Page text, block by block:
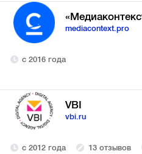
mediacontext.pro
с 2016 года
VBI
vbi.ru
с 2012 года 13 отзывов